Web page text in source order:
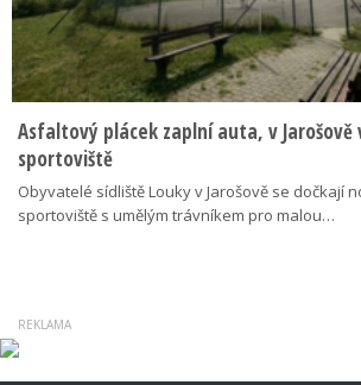
Asfaltový plácek zaplní auta, v
sportoviště
Obyvatelé sídliště Louky v Jarošově se dočkají
sportoviště s umělým trávníkem pro malou…